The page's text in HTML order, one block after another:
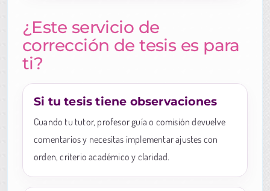
¿Este servicio de
corrección de tesis es para
ti?
Si tu tesis tiene observaciones
Cuando tu tutor, profesor guía o comisión devuelve
comentarios y necesitas implementar ajustes con
orden, criterio académico y claridad.